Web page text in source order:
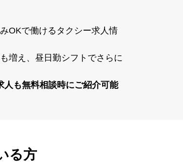
OKで働けるタクシー求⼈情
増え、昼⽇勤シフトでさらに
も無料相談時にご紹介可能
る方